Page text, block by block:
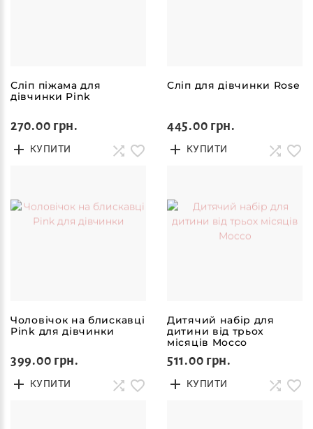
Сліп піжама для
дівчинки Pink
270.00 грн.
КУПИТИ
Сліп для дівчинки Rose
445.00 грн.
КУПИТИ
Чоловічок на блискавці
Pink для дівчинки
399.00 грн.
КУПИТИ
Дитячий набір для
дитини від трьох
місяців Mocco
511.00 грн.
КУПИТИ